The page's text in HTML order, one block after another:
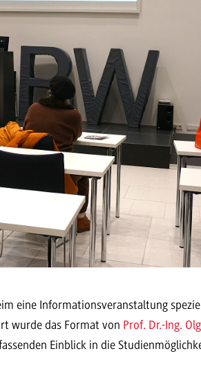
eine Informationsveranstaltung
wurde das Format von Prof. Dr.-Ing.
Einblick in die